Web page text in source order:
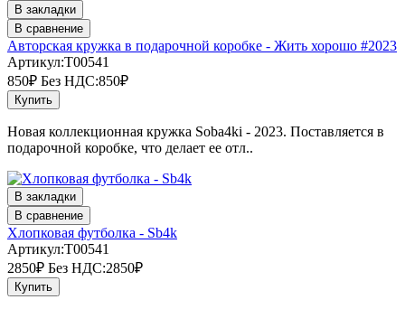
В закладки
В сравнение
Авторская кружка в подарочной коробке - Жить хорошо #2023
Артикул:T00541
850₽ Без НДС:850₽
Купить
Новая коллекционная кружка Soba4ki - 2023. Поставляется в
подарочной коробке, что делает ее отл..
В закладки
В сравнение
Хлопковая футболка - Sb4k
Артикул:T00541
2850₽ Без НДС:2850₽
Купить